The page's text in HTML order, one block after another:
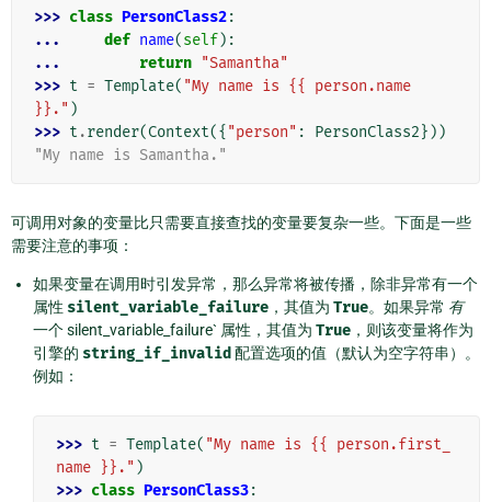
>>> class PersonClass2:
...
def name(self):
...
return "Samantha"
>>> t = Template( "My name is {{ person.name
}}." )
>>> t .render(Context({ "person" : PersonClass2}))
"My name is Samantha."
可调用对象的变量比只需要直接查找的变量要复杂一些。下面是一些
需要注意的事项：
如果变量在调用时引发异常，那么异常将被传播，除非异常有一个
属性 silent_variable_failure ，其值为 True。如果异常 有
一个 silent_variable_failure` 属性，其值为 True ，则该变量将作为
引擎的 string_if_invalid 配置选项的值（默认为空字符串）。
例如：
>>> t = Template( "My name is {{ person.first_
name }}." )
>>> class PersonClass3: